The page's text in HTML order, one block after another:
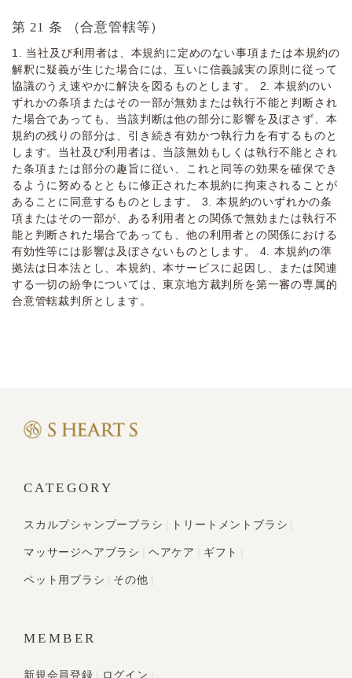
第 21 条 （合意管轄等）
1. 当社及び利⽤者は、本規約に定めのない事項または本規約の
解釈に疑義が⽣じた場合には、互いに信義誠実の原則に従って
協議のうえ速やかに解決を図るものとします。 2. 本規約のい
ずれかの条項またはその⼀部が無効または執⾏不能と判断され
た場合であっても、当該判断は他の部分に影響を及ぼさず、本
規約の残りの部分は、引き続き有効かつ執⾏⼒を有するものと
します。当社及び利⽤者は、当該無効もしくは執⾏不能とされ
た条項または部分の趣旨に従い、これと同等の効果を確保でき
るように努めるとともに修正された本規約に拘束されることが
あることに同意するものとします。 3. 本規約のいずれかの条
項またはその⼀部が、ある利⽤者との関係で無効または執⾏不
能と判断された場合であっても、他の利⽤者との関係における
有効性等には影響は及ぼさないものとします。 4. 本規約の準
拠法は⽇本法とし、本規約、本サービスに起因し、または関連
する⼀切の紛争については、東京地方裁判所を第⼀審の専属的
合意管轄裁判所とします。
CATEGORY
スカルプシャンプーブラシ トリートメントブラシ
マッサージヘアブラシ ヘアケア ギフト
ペット用ブラシ その他
MEMBER
新規会員登録 ログイン